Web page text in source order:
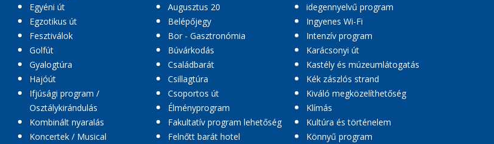
Egyéni út
Egzotikus út
Fesztiválok
Golfút
Gyalogtúra
Hajóút
Ifjúsági program /
Osztálykirándulás
Kombinált nyaralás
Koncertek / Musical
Augusztus 20
Belépőjegy
Bor - Gasztronómia
Búvárkodás
Családbarát
Csillagtúra
Csoportos út
Élményprogram
Fakultatív program lehetőség
Felnőtt barát hotel
idegennyelvű program
Ingyenes Wi-Fi
Intenzív program
Karácsonyi út
Kastély és múzeumlátogatás
Kék zászlós strand
Kiváló megközelíthetőség
Klímás
Kultúra és történelem
Könnyű program